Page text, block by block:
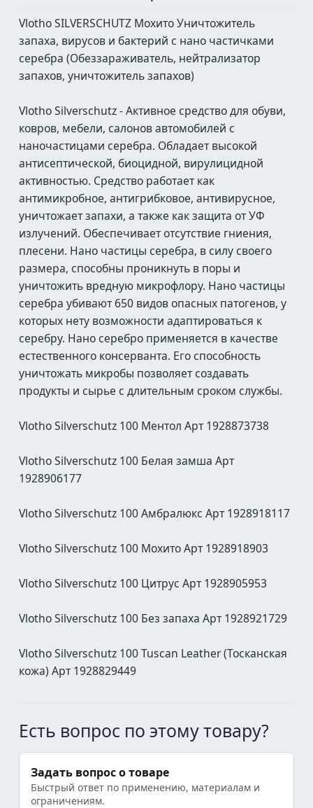
Vlotho SILVERSCHUTZ Мохито Уничтожитель
запаха, вирусов и бактерий с нано частичками
серебра (Обеззараживатель, нейтрализатор
запахов, уничтожитель запахов)
Vlotho Silverschutz - Активное средство для обуви,
ковров, мебели, салонов автомобилей с
наночастицами серебра. Обладает высокой
антисептической, биоцидной, вирулицидной
активностью. Средство работает как
антимикробное, антигрибковое, антивирусное,
уничтожает запахи, а также как защита от УФ
излучений. Обеспечивает отсутствие гниения,
плесени. Нано частицы серебра, в силу своего
размера, способны проникнуть в поры и
уничтожить вредную микрофлору. Нано частицы
серебра убивают 650 видов опасных патогенов, у
которых нету возможности адаптироваться к
серебру. Нано серебро применяется в качестве
естественного консерванта. Его способность
уничтожать микробы позволяет создавать
продукты и сырье с длительным сроком службы.
Vlotho Silverschutz 100 Ментол Арт 1928873738
Vlotho Silverschutz 100 Белая замша Арт
1928906177
Vlotho Silverschutz 100 Амбралюкс Арт 1928918117
Vlotho Silverschutz 100 Мохито Арт 1928918903
Vlotho Silverschutz 100 Цитрус Арт 1928905953
Vlotho Silverschutz 100 Без запаха Арт 1928921729
Vlotho Silverschutz 100 Tuscan Leather (Тосканская
кожа) Арт 1928829449
Есть вопрос по этому товару?
Задать вопрос о товаре
Быстрый ответ по применению, материалам и
ограничениям.